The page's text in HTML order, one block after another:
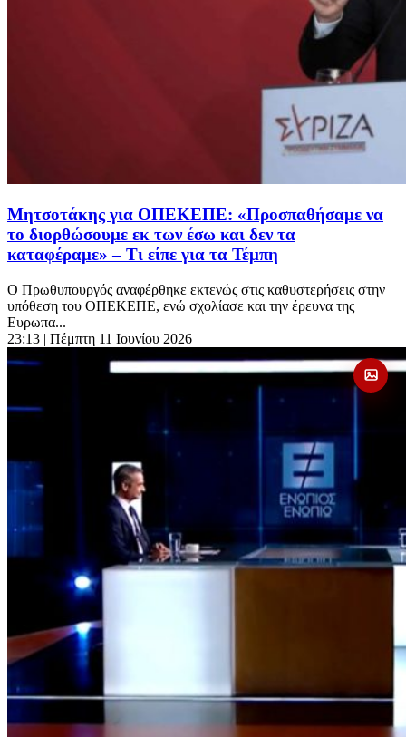
Μητσοτάκης για ΟΠΕΚΕΠΕ: «Προσπαθήσαμε να
το διορθώσουμε εκ των έσω και δεν τα
καταφέραμε» – Τι είπε για τα Τέμπη
Ο Πρωθυπουργός αναφέρθηκε εκτενώς στις καθυστερήσεις στην
υπόθεση του ΟΠΕΚΕΠΕ, ενώ σχολίασε και την έρευνα της
Ευρωπα...
23:13 | Πέμπτη 11 Ιουνίου 2026